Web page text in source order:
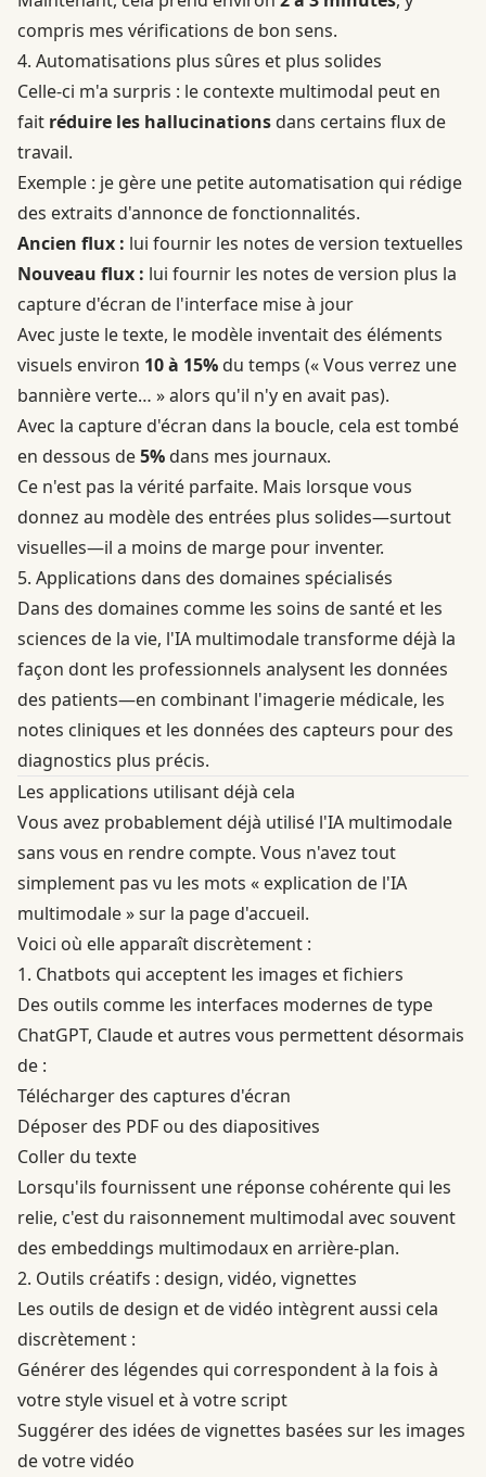
compris mes vérifications de bon sens.
4. Automatisations plus sûres et plus solides
Celle-ci m'a surpris : le contexte multimodal peut en
fait réduire les hallucinationsdans certains flux de
travail.
Exemple : je gère une petite automatisation qui rédige
des extraits d'annonce de fonctionnalités.
Ancien flux : lui fournir les notes de version textuelles
Nouveau flux : lui fournir les notes de version plus la
capture d'écran de l'interface mise à jour
Avec juste le texte, le modèle inventait des éléments
visuels environ 10 à 15%du temps (« Vous verrez une
bannière verte… » alors qu'il n'y en avait pas).
Avec la capture d'écran dans la boucle, cela est tombé
en dessous de5%dans mes journaux.
Ce n'est pas la vérité parfaite. Mais lorsque vous
donnez au modèle des entrées plus solides—surtout
visuelles—il a moins de marge pour inventer.
5. Applications dans des domaines spécialisés
Dans des domaines comme les soins de santé et les
sciences de la vie, l'IA multimodale transforme déjà la
façon dont les professionnels analysent les données
des patients—en combinant l'imagerie médicale, les
notes cliniques et les données des capteurs pour des
diagnostics plus précis.
Les applications utilisant déjà cela
Vous avez probablement déjà utilisé l'IA multimodale
sans vous en rendre compte. Vous n'avez tout
simplement pas vu les mots « explication de l'IA
multimodale » sur la page d'accueil.
Voici où elle apparaît discrètement :
1. Chatbots qui acceptent les images et fichiers
Des outils comme les interfaces modernes de type
ChatGPT, Claude et autres vous permettent désormais
de :
Télécharger des captures d'écran
Déposer des PDF ou des diapositives
Coller du texte
Lorsqu'ils fournissent une réponse cohérente qui les
relie, c'est du raisonnement multimodal avec souvent
des embeddings multimodaux en arrière-plan.
2. Outils créatifs : design, vidéo, vignettes
Les outils de design et de vidéo intègrent aussi cela
discrètement :
Générer des légendes qui correspondent à la fois à
votre style visuel et à votre script
Suggérer des idées de vignettes basées sur les images
de votre vidéo